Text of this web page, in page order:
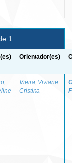
1
Orientador(es)
Vieira, Viviane
Cristina